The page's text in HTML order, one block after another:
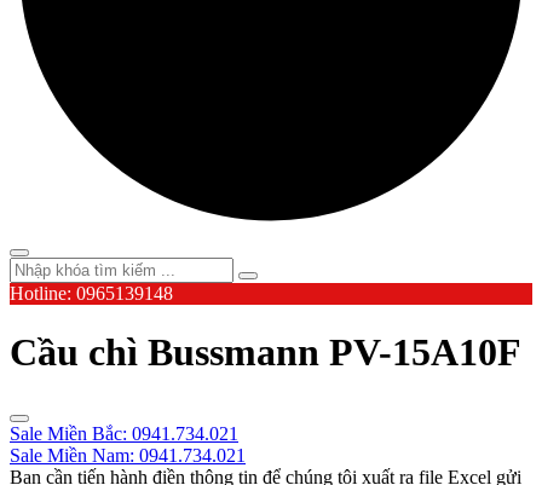
Hotline: 0965139148
Cầu chì Bussmann PV-15A10F
Sale Miền Bắc: 0941.734.021
Sale Miền Nam: 0941.734.021
Bạn cần tiến hành điền thông tin để chúng tôi xuất ra file Excel gửi